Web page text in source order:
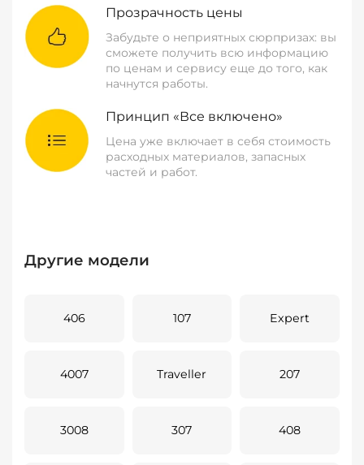
Прозрачность цены
Забудьте о неприятных сюрпризах: вы
сможете получить всю информацию
по ценам и сервису еще до того, как
начнутся работы.
Принцип «Все включено»
Цена уже включает в себя стоимость
расходных материалов, запасных
частей и работ.
Другие модели
406 107 Expert
4007 Traveller 207
3008 307 408